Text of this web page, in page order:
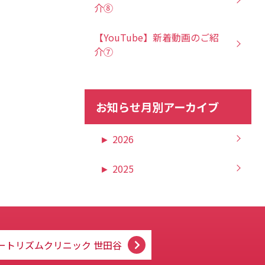
介⑧
【YouTube】新着動画のご紹
介⑦
お知らせ月別アーカイブ
► 2026
► 2025
トリズムクリニック 世田谷